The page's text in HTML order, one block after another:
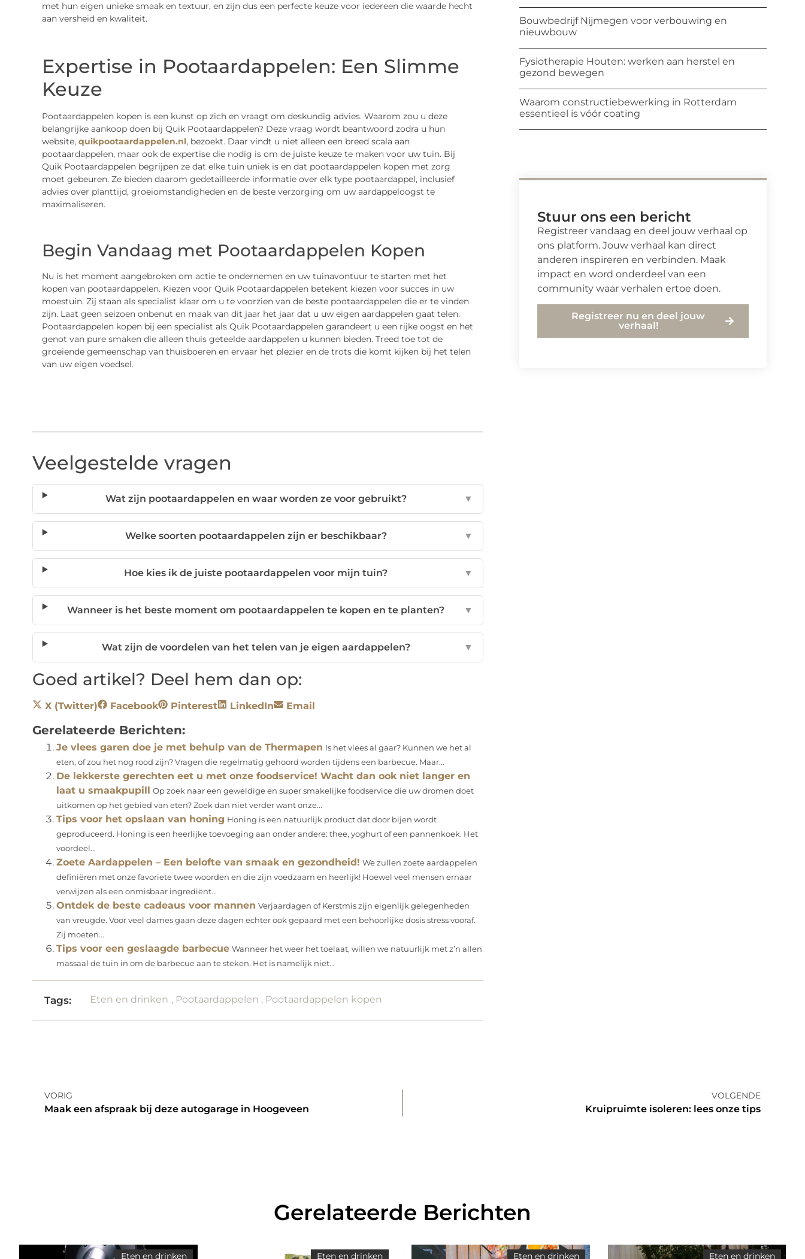
met hun eigen unieke smaak en textuur, en zijn dus een perfecte keuze voor iedereen die waarde hecht
aan versheid en kwaliteit.
Expertise in Pootaardappelen: Een Slimme
Keuze
Pootaardappelen kopen is een kunst op zich en vraagt om deskundig advies. Waarom zou u deze
belangrijke aankoop doen bij Quik Pootaardappelen? Deze vraag wordt beantwoord zodra u hun
website, quikpootaardappelen.nl, bezoekt. Daar vindt u niet alleen een breed scala aan
pootaardappelen, maar ook de expertise die nodig is om de juiste keuze te maken voor uw tuin. Bij
Quik Pootaardappelen begrijpen ze dat elke tuin uniek is en dat pootaardappelen kopen met zorg
moet gebeuren. Ze bieden daarom gedetailleerde informatie over elk type pootaardappel, inclusief
advies over planttijd, groeiomstandigheden en de beste verzorging om uw aardappeloogst te
maximaliseren.
Begin Vandaag met Pootaardappelen Kopen
Nu is het moment aangebroken om actie te ondernemen en uw tuinavontuur te starten met het
kopen van pootaardappelen. Kiezen voor Quik Pootaardappelen betekent kiezen voor succes in uw
moestuin. Zij staan als specialist klaar om u te voorzien van de beste pootaardappelen die er te vinden
zijn. Laat geen seizoen onbenut en maak van dit jaar het jaar dat u uw eigen aardappelen gaat telen.
Pootaardappelen kopen bij een specialist als Quik Pootaardappelen garandeert u een rijke oogst en het
genot van pure smaken die alleen thuis geteelde aardappelen u kunnen bieden. Treed toe tot de
groeiende gemeenschap van thuisboeren en ervaar het plezier en de trots die komt kijken bij het telen
van uw eigen voedsel.
Veelgestelde vragen
Wat zijn pootaardappelen en waar worden ze voor gebruikt? ▼
Welke soorten pootaardappelen zijn er beschikbaar? ▼
Hoe kies ik de juiste pootaardappelen voor mijn tuin? ▼
Wanneer is het beste moment om pootaardappelen te kopen en te planten? ▼
Wat zijn de voordelen van het telen van je eigen aardappelen? ▼
Goed artikel? Deel hem dan op:
X (Twitter) Facebook Pinterest LinkedIn Email
Gerelateerde Berichten:
Je vlees garen doe je met behulp van de Thermapen Is het vlees al gaar? Kunnen we het al
eten, of zou het nog rood zijn? Vragen die regelmatig gehoord worden tijdens een barbecue. Maar...
De lekkerste gerechten eet u met onze foodservice! Wacht dan ook niet langer en
laat u smaakpupill
Op zoek naar een geweldige en super smakelijke foodservice die uw dromen doet
uitkomen op het gebied van eten? Zoek dan niet verder want onze...
Tips voor het opslaan van honing Honing is een natuurlijk product dat door bijen wordt
geproduceerd. Honing is een heerlijke toevoeging aan onder andere: thee, yoghurt of een pannenkoek. Het
voordeel...
Zoete Aardappelen – Een belofte van smaak en gezondheid! We zullen zoete aardappelen
definiëren met onze favoriete twee woorden en die zijn voedzaam en heerlijk! Hoewel veel mensen ernaar
verwijzen als een onmisbaar ingrediënt...
Ontdek de beste cadeaus voor mannen Verjaardagen of Kerstmis zijn eigenlijk gelegenheden
van vreugde. Voor veel dames gaan deze dagen echter ook gepaard met een behoorlijke dosis stress vooraf.
Zij moeten...
Tips voor een geslaagde barbecue Wanneer het weer het toelaat, willen we natuurlijk met z’n allen
massaal de tuin in om de barbecue aan te steken. Het is namelijk niet...
Tags: Eten en drinken , Pootaardappelen , Pootaardappelen kopen
Bouwbedrijf Nijmegen voor verbouwing en
nieuwbouw
Fysiotherapie Houten: werken aan herstel en
gezond bewegen
Waarom constructiebewerking in Rotterdam
essentieel is vóór coating
Stuur ons een bericht
Registreer vandaag en deel jouw verhaal op
ons platform. Jouw verhaal kan direct
anderen inspireren en verbinden. Maak
impact en word onderdeel van een
community waar verhalen ertoe doen.
Registreer nu en deel jouw
verhaal!
VORIG
Maak een afspraak bij deze autogarage in Hoogeveen
VOLGENDE
Kruipruimte isoleren: lees onze tips
Gerelateerde Berichten
Eten en drinken Eten en drinken Eten en drinken Eten en drinken